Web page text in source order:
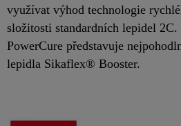
využívat výhod technologie
složitosti standardních lepidel
PowerCure představuje
lepidla Sikaflex® Booster.